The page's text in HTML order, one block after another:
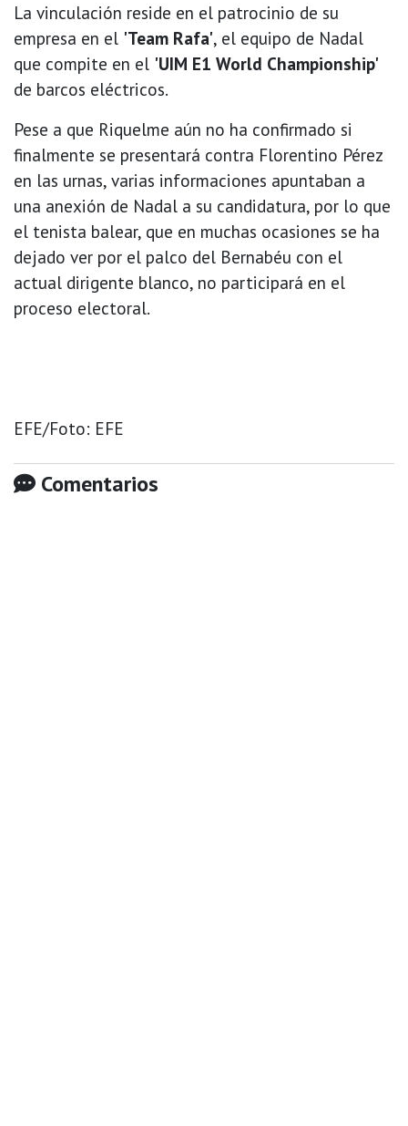
La vinculación reside en el patrocinio de su
empresa en el 'Team Rafa', el equipo de Nadal
que compite en el 'UIM E1 World Championship'
de barcos eléctricos.
Pese a que Riquelme aún no ha confirmado si
finalmente se presentará contra Florentino Pérez
en las urnas, varias informaciones apuntaban a
una anexión de Nadal a su candidatura, por lo que
el tenista balear, que en muchas ocasiones se ha
dejado ver por el palco del Bernabéu con el
actual dirigente blanco, no participará en el
proceso electoral.
EFE/Foto: EFE
Comentarios